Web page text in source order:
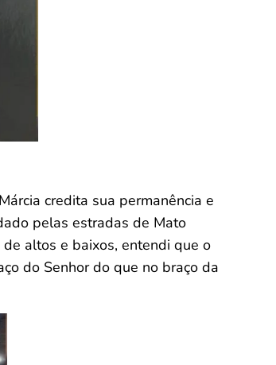
credita sua permanência e
pelas estradas de Mato
altos e baixos, entendi que o
do Senhor do que no braço da